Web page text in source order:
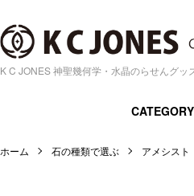
K C JONES 神聖幾何学・水晶のらせんグッ
CATEGORY
ホーム 石の種類で選ぶ アメシスト